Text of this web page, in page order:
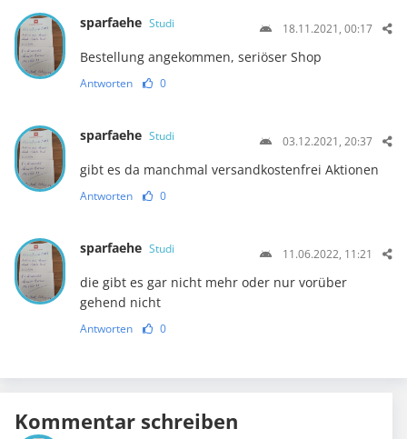
sparfaehe Studi 18.11.2021, 00:17
Bestellung angekommen, seriöser Shop
Antworten 0
sparfaehe Studi 03.12.2021, 20:37
gibt es da manchmal versandkostenfrei Aktionen
Antworten 0
sparfaehe Studi 11.06.2022, 11:21
die gibt es gar nicht mehr oder nur vorüber
gehend nicht
Antworten 0
Kommentar schreiben